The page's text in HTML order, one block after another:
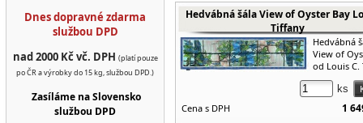
Hedvábná šála View of Oyster Bay
Tiffany
Hedvábná
View of
od Louis C.
ks
Cena s DPH
1
Dnes dopravné zdarma
službou DPD
nad 2000 Kč vč. DPH (platí pouze
po ČR a výrobky do 15 kg, službou DPD.)
Zasíláme na Slovensko
službou DPD